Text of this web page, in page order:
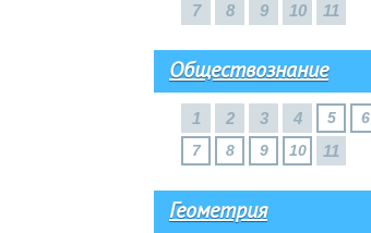
7
8 9 10 11
Обществознание
1 2 3 4 5
6
7
8 9 10 11
Геометрия